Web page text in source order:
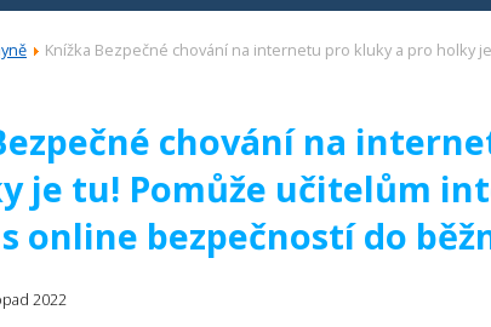
Knížka Bezpečné chování na internetu pro kluky a pro holky
chování na
je tu! Pomůže učitelům
online bezpečností do
2022